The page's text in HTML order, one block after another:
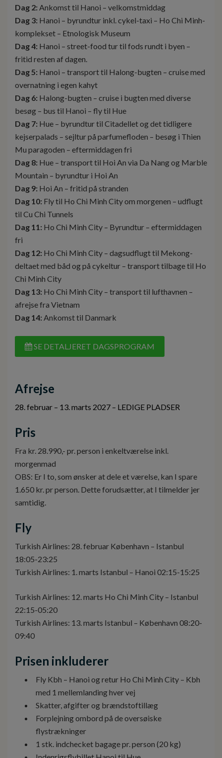
Dag 2: Ankomst til Hanoi – velkomstmiddag
Dag 3: Hanoi – byrundtur inkl. cykel-taxi – Ho Chi Minh-
komplekset – Etnologisk Museum
Dag 4: Hanoi – street-food tur til fods rundt i byen –
fritid resten af dagen.
Dag 5: Hanoi – transport til Halong-bugten – cruise med
overnatning i egen kahyt
Dag 6: Halong-bugten – cruise i bugten med diverse
besøg – bus til Hanoi – fly til Hue
Dag 7: Hue – byrundtur til Citadellet og det tidligere
kejserpalads – sejltur på parfumefloden – besøg i Thien
Mu paragoden – eftermiddagen fri
Dag 8: Hue – transport til Hoi An via Da Nang og Marble
Mountain – byrundtur i Hoi An
Dag 9: Hoi An – fritid på stranden
Dag 10: Fly til Ho Chi Minh City om morgenen – udflugt
til Cu Chi Tunnels
Dag 11: Ho Chi Minh City – Byrundtur – eftermiddagen
fri
Dag 12: Ho Chi Minh City – dagsudflugt til Mekong-
deltaet med båd og på cykeltur – transport tilbage til Ho
Chi Minh City
Dag 13: Ho Chi Minh City – transport til lufthavnen –
afrejse fra Vietnam
Dag 14: Ankomst til Danmark
SE DETALJERET DAGSPROGRAM
Afrejse
28. februar – 13. marts 2027 – LEDIGE PLADSER
Pris
Fra kr. 28.990,- pr. person i enkeltværelse inkl.
morgenmad
OBS: Er I to, som ønsker at dele et værelse, kan I spare
1.650 kr. pr person. Dette forudsætter, at I tilmelder jer
samtidig.
Fly
Turkish Airlines: 28. februar København – Istanbul
18:05-23:25
Turkish Airlines: 1. marts Istanbul – Hanoi 02:15-15:25
Turkish Airlines: 12. marts Ho Chi Minh City – Istanbul
22:15-05:20
Turkish Airlines: 13. marts Istanbul – København 08:20-
09:40
Prisen inkluderer
Fly Kbh – Hanoi og retur Ho Chi Minh City – Kbh
med 1 mellemlanding hver vej
Skatter, afgifter og brændstoftillæg
Forplejning ombord på de oversøiske
flystrækninger
1 stk. indchecket bagage pr. person (20 kg)